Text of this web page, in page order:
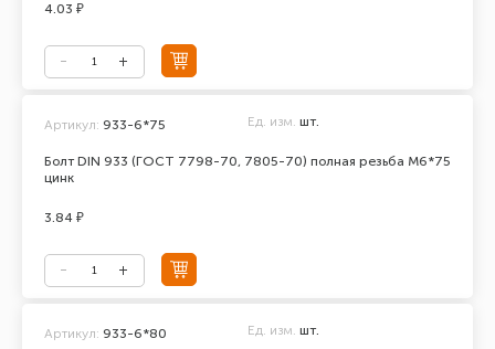
4.03 ₽
Болт DIN 933 (ГОСТ 7798-70, 7805-70) полная резьба М6*75
цинк
Артикул: 933-6*75 Ед. изм. шт.
3.84 ₽
Артикул: 933-6*80 Ед. изм. шт.